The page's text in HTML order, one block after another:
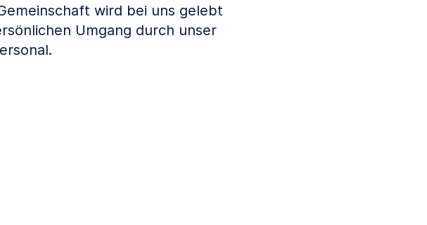
wird bei uns gelebt
Umgang durch unser